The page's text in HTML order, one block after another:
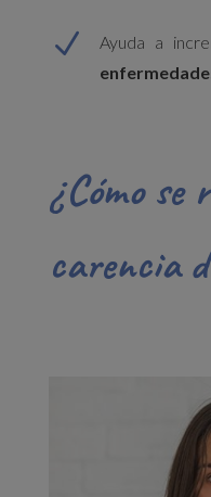
N Ayuda a
¿Cómo se
carencia